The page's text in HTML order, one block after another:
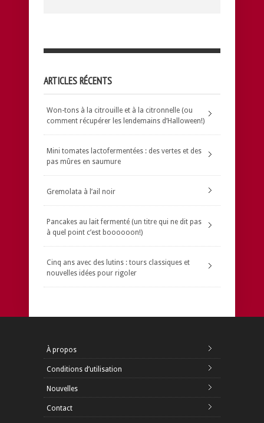
ARTICLES RÉCENTS
Won-tons à la citrouille et à la citronnelle (ou
comment récupérer les lendemains d’Halloween!)
Mini tomates lactofermentées : des vertes et des
pas mûres en saumure
Gremolata à l’ail noir
Pancakes au lait fermenté (un titre qui ne dit pas
à quel point c’est boooooon!)
Cinq ans avec des lutins : tours classiques et
nouvelles idées pour rigoler
À propos
Conditions d’utilisation
Nouvelles
Contact